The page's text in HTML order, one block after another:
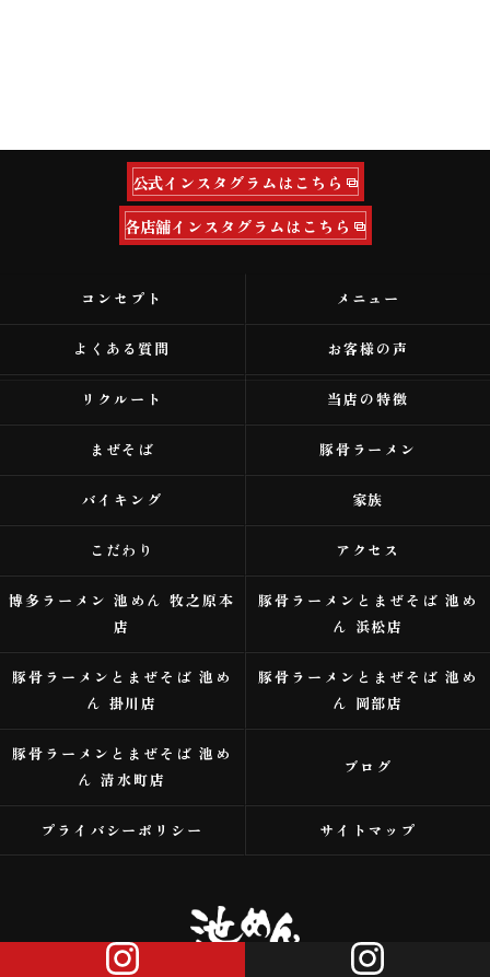
公式インスタグラムはこちら
各店舗インスタグラムはこちら
コンセプト メニュー
よくある質問 お客様の声
リクルート 当店の特徴
まぜそば 豚骨ラーメン
バイキング 家族
こだわり アクセス
博多ラーメン 池めん 牧之原本
店
豚骨ラーメンとまぜそば 池め
ん 浜松店
豚骨ラーメンとまぜそば 池め
ん 掛川店
豚骨ラーメンとまぜそば 池め
ん 岡部店
豚骨ラーメンとまぜそば 池め
ん 清水町店
ブログ
プライバシーポリシー サイトマップ